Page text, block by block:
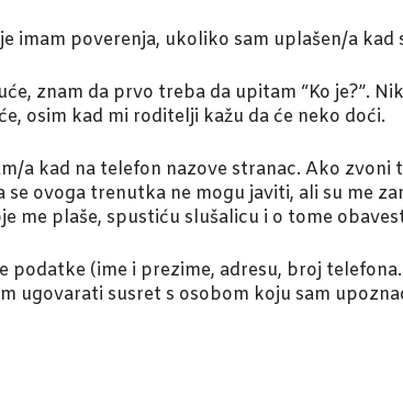
imam poverenja, ukoliko sam uplašen/a kad
znam da prvo treba da upitam “Ko je?”.
osim kad mi roditelji kažu da će neko doći.
a kad na telefon nazove stranac. Ako
ovoga trenutka ne mogu javiti, ali su me
me plaše, spustiću slušalicu i o tome
podatke (ime i prezime, adresu, broj
ugovarati susret s osobom koju sam